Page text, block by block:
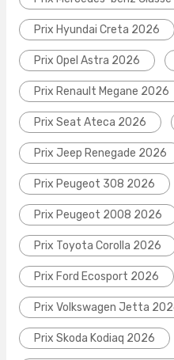
Prix Hyundai Creta 2026
Prix Opel Astra 2026
Prix Renault Megane 2026
Prix Seat Ateca 2026
Prix Jeep Renegade 2026
Prix Peugeot 308 2026
Prix Peugeot 2008 2026
Prix Toyota Corolla 2026
Prix Ford Ecosport 2026
Prix Volkswagen Jetta
Prix Skoda Kodiaq 2026